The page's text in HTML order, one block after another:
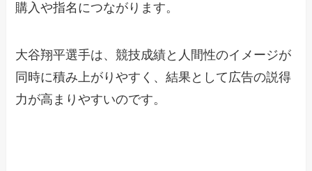
購入や指名につながります。
大谷翔平選手は、競技成績と人間性のイメージが
同時に積み上がりやすく、結果として広告の説得
力が高まりやすいのです。